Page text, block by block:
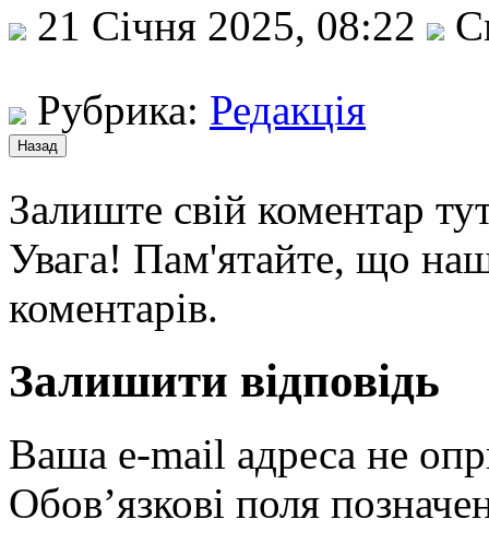
21 Січня 2025, 08:22
Рубрика: Редакція
Залиште свій коментар
Увага! Пам'ятайте, що
коментарів.
Залишити відповідь
Ваша e-mail адреса не
Обов’язкові поля